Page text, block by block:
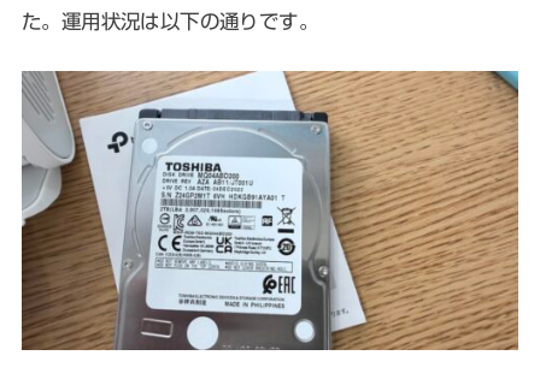
た。運用状況は以下の通りです。